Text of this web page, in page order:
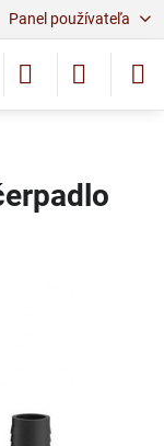
Panel používateľa